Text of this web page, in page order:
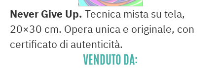
Never Give Up. Tecnica mista su tela,
20×30 cm. Opera unica e originale, con
certificato di autenticità.
VENDUTO DA: